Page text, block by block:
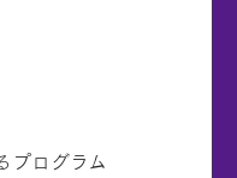
プログラム